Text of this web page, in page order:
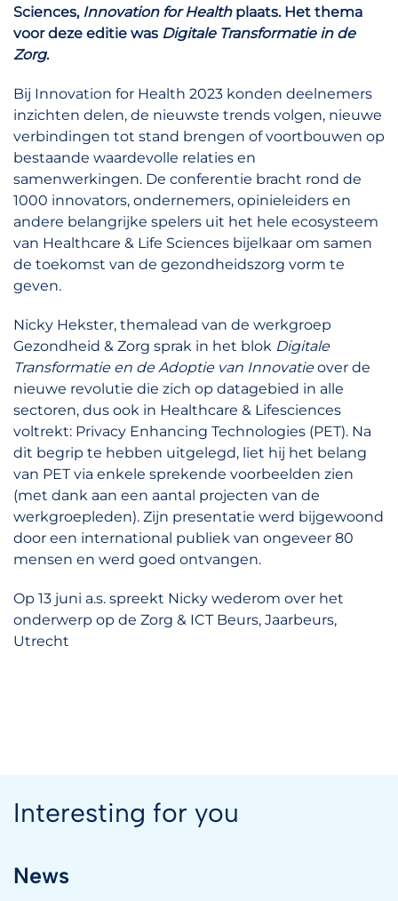
Sciences, Innovation for Healthplaats. Het thema
voor deze editie was Digitale Transformatie in de
Zorg.
Bij Innovation for Health 2023 konden deelnemers
inzichten delen, de nieuwste trends volgen, nieuwe
verbindingen tot stand brengen of voortbouwen op
bestaande waardevolle relaties en
samenwerkingen. De conferentie bracht rond de
1000 innovators, ondernemers, opinieleiders en
andere belangrijke spelers uit het hele ecosysteem
van Healthcare & Life Sciences bijelkaar om samen
de toekomst van de gezondheidszorg vorm te
geven.
Nicky Hekster, themalead van de werkgroep
Gezondheid & Zorg sprak in het blok Digitale
Transformatie en de Adoptie van Innovatieover de
nieuwe revolutie die zich op datagebied in alle
sectoren, dus ook in Healthcare & Lifesciences
voltrekt: Privacy Enhancing Technologies (PET). Na
dit begrip te hebben uitgelegd, liet hij het belang
van PET via enkele sprekende voorbeelden zien
(met dank aan een aantal projecten van de
werkgroepleden). Zijn presentatie werd bijgewoond
door een international publiek van ongeveer 80
mensen en werd goed ontvangen.
Op 13 juni a.s. spreekt Nicky wederom over het
onderwerp op de Zorg & ICT Beurs, Jaarbeurs,
Utrecht
Interesting for you
News